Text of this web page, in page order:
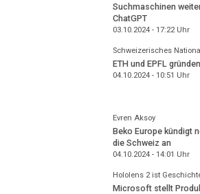
Suchmaschinen
ChatGPT
03.10.2024 - 17:22Uhr
Schweizerisches
ETH und EPFL
04.10.2024 - 10:51 Uhr
Evren Aksoy
Beko Europe kündigt
die Schweiz an
04.10.2024 - 14:01 Uhr
Hololens 2 ist
Microsoft stellt